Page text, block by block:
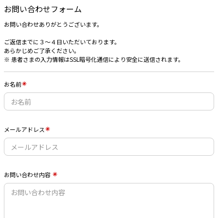
お問い合わせフォーム
お問い合わせありがとうございます。
ご返信までに３〜４日いただいております。
あらかじめご了承ください。
※ 患者さまの入力情報はSSL暗号化通信により安全に送信されます。
お名前
メールアドレス
お問い合わせ内容